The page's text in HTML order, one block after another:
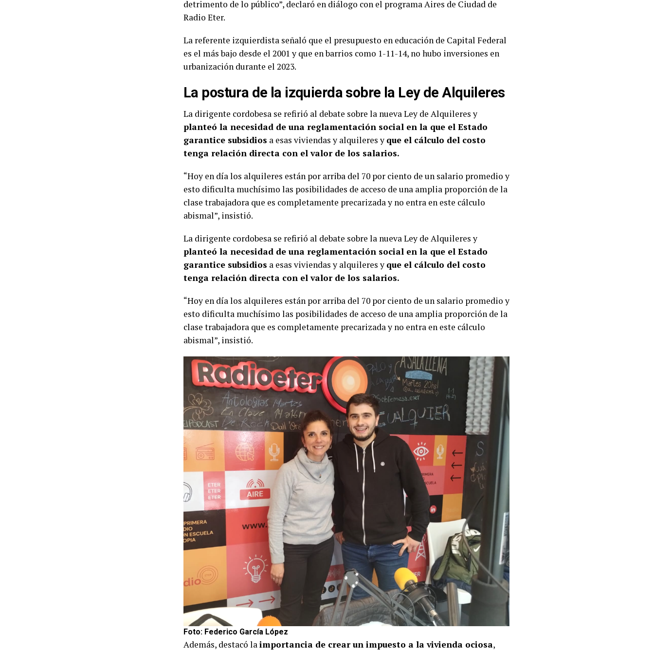
detrimento de lo público”, declaró en diálogo con el programa Aires de Ciudad de
Radio Eter.
La referente izquierdista señaló que el presupuesto en educación de Capital Federal
es el más bajo desde el 2001 y que en barrios como 1-11-14, no hubo inversiones en
urbanización durante el 2023.
La postura de la izquierda sobre la Ley de Alquileres
La dirigente cordobesa se refirió al debate sobre la nueva Ley de Alquileres y
planteó la necesidad de una reglamentación social en la que el Estado
garantice subsidios a esas viviendas y alquileres y que el cálculo del costo
tenga relación directa con el valor de los salarios.
“Hoy en día los alquileres están por arriba del 70 por ciento de un salario promedio y
esto dificulta muchísimo las posibilidades de acceso de una amplia proporción de la
clase trabajadora que es completamente precarizada y no entra en este cálculo
abismal”, insistió.
La dirigente cordobesa se refirió al debate sobre la nueva Ley de Alquileres y
planteó la necesidad de una reglamentación social en la que el Estado
garantice subsidios a esas viviendas y alquileres y que el cálculo del costo
tenga relación directa con el valor de los salarios.
“Hoy en día los alquileres están por arriba del 70 por ciento de un salario promedio y
esto dificulta muchísimo las posibilidades de acceso de una amplia proporción de la
clase trabajadora que es completamente precarizada y no entra en este cálculo
abismal”, insistió.
Foto: Federico García López
Además, destacó laimportancia de crear un impuesto a la vivienda ociosa,